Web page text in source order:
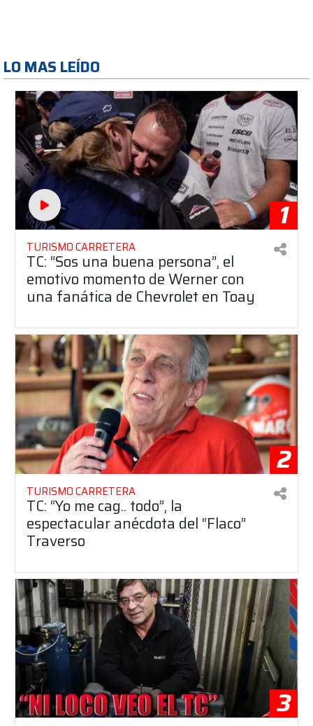
LO MAS LEÍDO
1
TURISMO CARRETERA
TC: “Sos una buena persona”, el
emotivo momento de Werner con
una fanática de Chevrolet en Toay
2
TURISMO CARRETERA
TC: “Yo me cag.. todo”, la
espectacular anécdota del “Flaco”
Traverso
3